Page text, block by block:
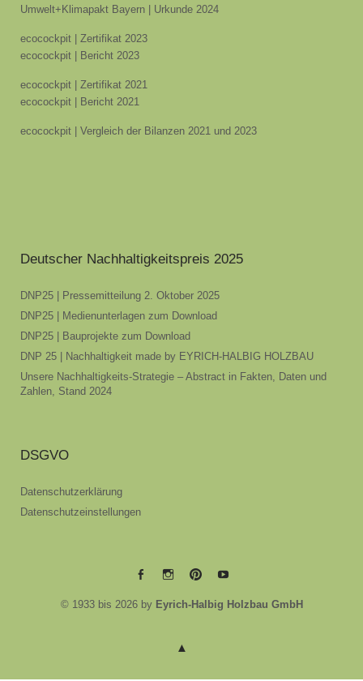
Umwelt+Klimapakt Bayern | Urkunde 2024
ecocockpit | Zertifikat 2023
ecocockpit | Bericht 2023
ecocockpit | Zertifikat 2021
ecocockpit | Bericht 2021
ecocockpit | Vergleich der Bilanzen 2021 und 2023
Deutscher Nachhaltigkeitspreis 2025
DNP25 | Pressemitteilung 2. Oktober 2025
DNP25 | Medienunterlagen zum Download
DNP25 | Bauprojekte zum Download
DNP 25 | Nachhaltigkeit made by EYRICH-HALBIG HOLZBAU
Unsere Nachhaltigkeits-Strategie – Abstract in Fakten, Daten und
Zahlen, Stand 2024
DSGVO
Datenschutzerklärung
Datenschutzeinstellungen
EYRICH-EYRICH-EYRICH-EYRICH-
© 1933 bis 2026 by Eyrich-Halbig Holzbau GmbH